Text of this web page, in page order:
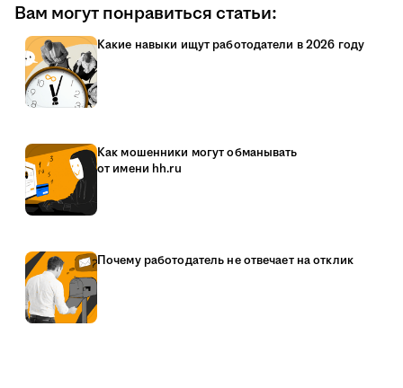
Вам могут понравиться статьи:
Какие навыки ищут работодатели в 2026 году
Как мошенники могут обманывать
от имени hh.ru
Почему работодатель не отвечает на отклик